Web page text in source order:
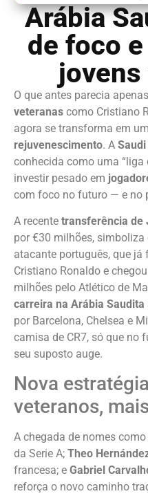
Arábia
de foco
O que antes parecia
veteranas como Cristiano
agora se transforma em
rejuvenescimento. A
conhecida como uma “liga
investir pesado em
com foco no futuro — e no
A recente transferência de
por €30 milhões,
atacante português, que
Cristiano Ronaldo e
milhões pelo Atlético de
carreira na Arábia Saudita
por Barcelona, Chelsea e
camisa de CR7, só que no
seu suposto auge.
Nova
veteranos,
A chegada de nomes como
da Serie A; Theo
francesa; e Gabriel
reforça o novo caminho